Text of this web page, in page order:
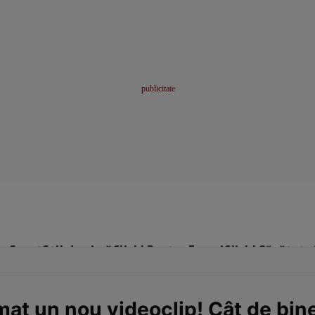
SportStil de viațăClick! Pentru FemeiClick! Sănătate
un nou videoclip! Cât de